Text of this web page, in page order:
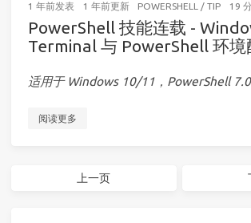
1 年前发表 1 年前更新 POWERSHELL / TIP 19
PowerShell 技能连载 -
Terminal 与 PowerShell 环境
适用于 Windows 10/11，PowerShell
阅读更多
上一页